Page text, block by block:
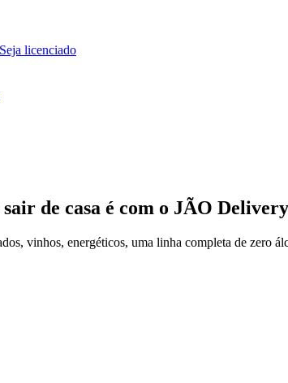
Seja licenciado
sair de casa é com o JÃO Delivery
vinhos, energéticos, uma linha completa de zero